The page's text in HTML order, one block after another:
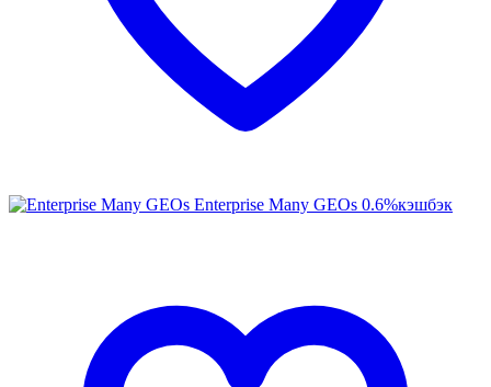
Enterprise Many GEOs 0.6%кэшбэк